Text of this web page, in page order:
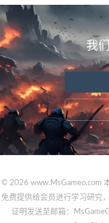
我
© 2026 www.MsGameo.com
免费提供给会员进行学习研究
证明发送至邮箱：